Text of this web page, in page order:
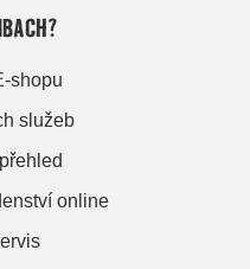
shopu
služeb
online